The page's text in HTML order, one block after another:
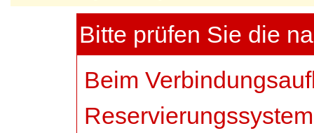
Bitte prüfen Sie die
Beim